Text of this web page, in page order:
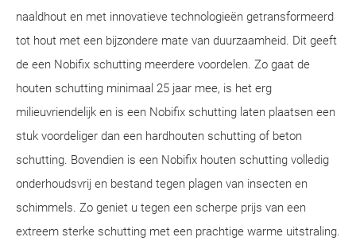
naaldhout en met innovatieve technologieën getransformeerd
tot hout met een bijzondere mate van duurzaamheid. Dit geeft
de een Nobifix schutting meerdere voordelen. Zo gaat de
houten schutting minimaal 25 jaar mee, is het erg
milieuvriendelijk en is een Nobifix schutting laten plaatsen een
stuk voordeliger dan een hardhouten schutting of beton
schutting. Bovendien is een Nobifix houten schutting volledig
onderhoudsvrij en bestand tegen plagen van insecten en
schimmels. Zo geniet u tegen een scherpe prijs van een
extreem sterke schutting met een prachtige warme uitstraling.